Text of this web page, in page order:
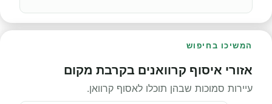
המשיכו בחיפוש
אזורי איסוף קרוואנים בקרבת מקום
עיירות סמוכות שבהן תוכלו לאסוף קרוואן.